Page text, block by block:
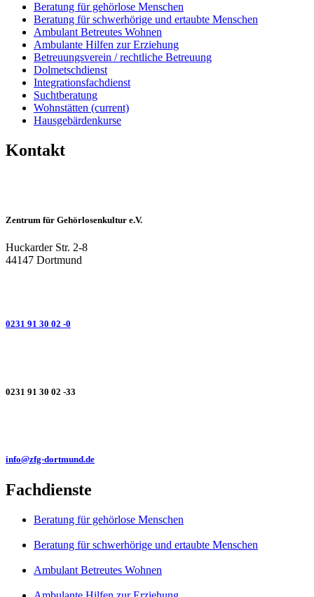
Beratung für gehörlose Menschen
Beratung für schwerhörige und ertaubte Menschen
Ambulant Betreutes Wohnen
Ambulante Hilfen zur Erziehung
Betreuungsverein / rechtliche Betreuung
Dolmetschdienst
Integrationsfachdienst
Suchtberatung
Wohnstätten (current)
Hausgebärdenkurse
Kontakt
Zentrum für Gehörlosenkultur e.V.
Huckarder Str. 2-8
44147 Dortmund
0231 91 30 02 -0
0231 91 30 02 -33
info@zfg-dortmund.de
Fachdienste
Beratung für gehörlose Menschen
Beratung für schwerhörige und ertaubte Menschen
Ambulant Betreutes Wohnen